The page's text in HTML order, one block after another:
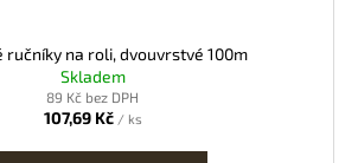
ručníky na roli, dvouvrstvé 100m
Skladem
89 Kč bez DPH
107,69 Kč / ks